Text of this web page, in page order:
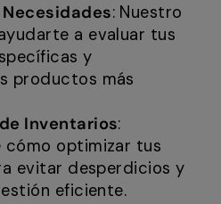
: Nuestro
a evaluar tus
y
productos más
Inventarios:
cómo optimizar tus
evitar desperdicios y
eficiente.